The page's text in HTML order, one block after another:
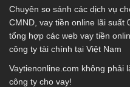
Chuyên so sánh các dịch vụ
CMND, vay tiền online lãi suất
tổng hợp các web vay tiền
công ty tài chính tại Việt Nam
Vaytienonline.com không phải
công ty cho vay!